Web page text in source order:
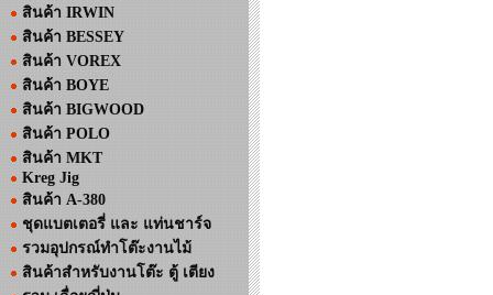
สินค้า IRWIN
สินค้า BESSEY
สินค้า VOREX
สินค้า BOYE
สินค้า BIGWOOD
สินค้า POLO
สินค้า MKT
Kreg Jig
สินค้า A-380
ชุดแบตเตอรี่ และ แท่นชาร์จ
รวมอุปกรณ์ทำโต๊ะงานไม้
สินค้าสำหรับงานโต๊ะ ตู้ เตียง